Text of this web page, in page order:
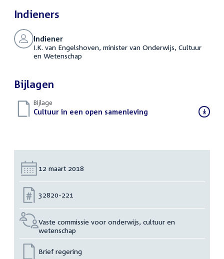
Indieners
Indiener
I.K. van Engelshoven, minister van Onderwijs, Cultuur
en Wetenschap
Bijlagen
Bijlage
Download
Cultuur in een open samenleving
Datum:
12 maart 2018
Nummer:
32820-221
Vaste commissie voor onderwijs, cultuur en
wetenschap
Brief regering